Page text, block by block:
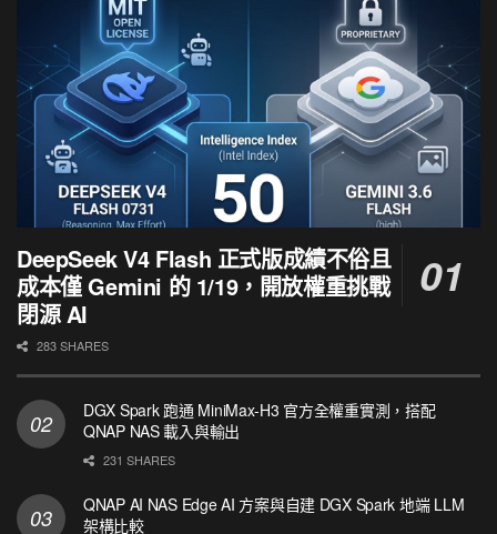
DeepSeek V4 Flash 正式版成績不俗且
成本僅 Gemini 的 1/19，開放權重挑戰
閉源 AI
283 SHARES
DGX Spark 跑通 MiniMax-H3 官方全權重實測，搭配
QNAP NAS 載入與輸出
231 SHARES
QNAP AI NAS Edge AI 方案與自建 DGX Spark 地端 LLM
架構比較